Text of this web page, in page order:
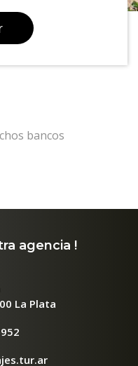
bancos
agencia !
La Plata